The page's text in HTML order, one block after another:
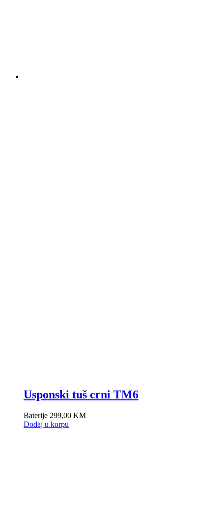
Usponski tuš crni TM6
Baterije 299,00 KM
Dodaj u korpu